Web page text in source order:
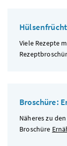
Viele Rezepte
Broschüre:
Näheres zu
Broschüre